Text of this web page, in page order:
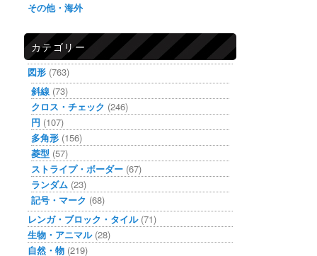
その他・海外
カテゴリー
図形 (763)
斜線 (73)
クロス・チェック (246)
円 (107)
多角形 (156)
菱型 (57)
ストライプ・ボーダー (67)
ランダム (23)
記号・マーク (68)
レンガ・ブロック・タイル(71)
生物・アニマル(28)
自然・物 (219)